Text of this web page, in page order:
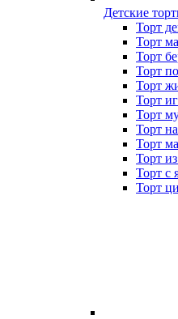
Детские
Торт
Торт
Торт
Торт
Торт
Торт
Торт
Торт
Торт
Торт
Торт с
Торт